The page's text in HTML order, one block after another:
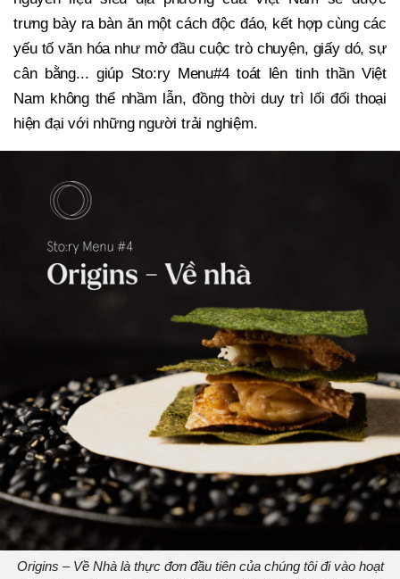
trưng bày ra bàn ăn một cách độc đáo, kết hợp cùng các
yếu tố văn hóa như mở đầu cuộc trò chuyện, giấy dó, sự
cân bằng... giúp Sto:ry Menu#4 toát lên tinh thần Việt
Nam không thể nhầm lẫn, đồng thời duy trì lối đối thoại
hiện đại với những người trải nghiệm.
Origins – Về Nhà là thực đơn đầu tiên của chúng tôi đi vào hoạt